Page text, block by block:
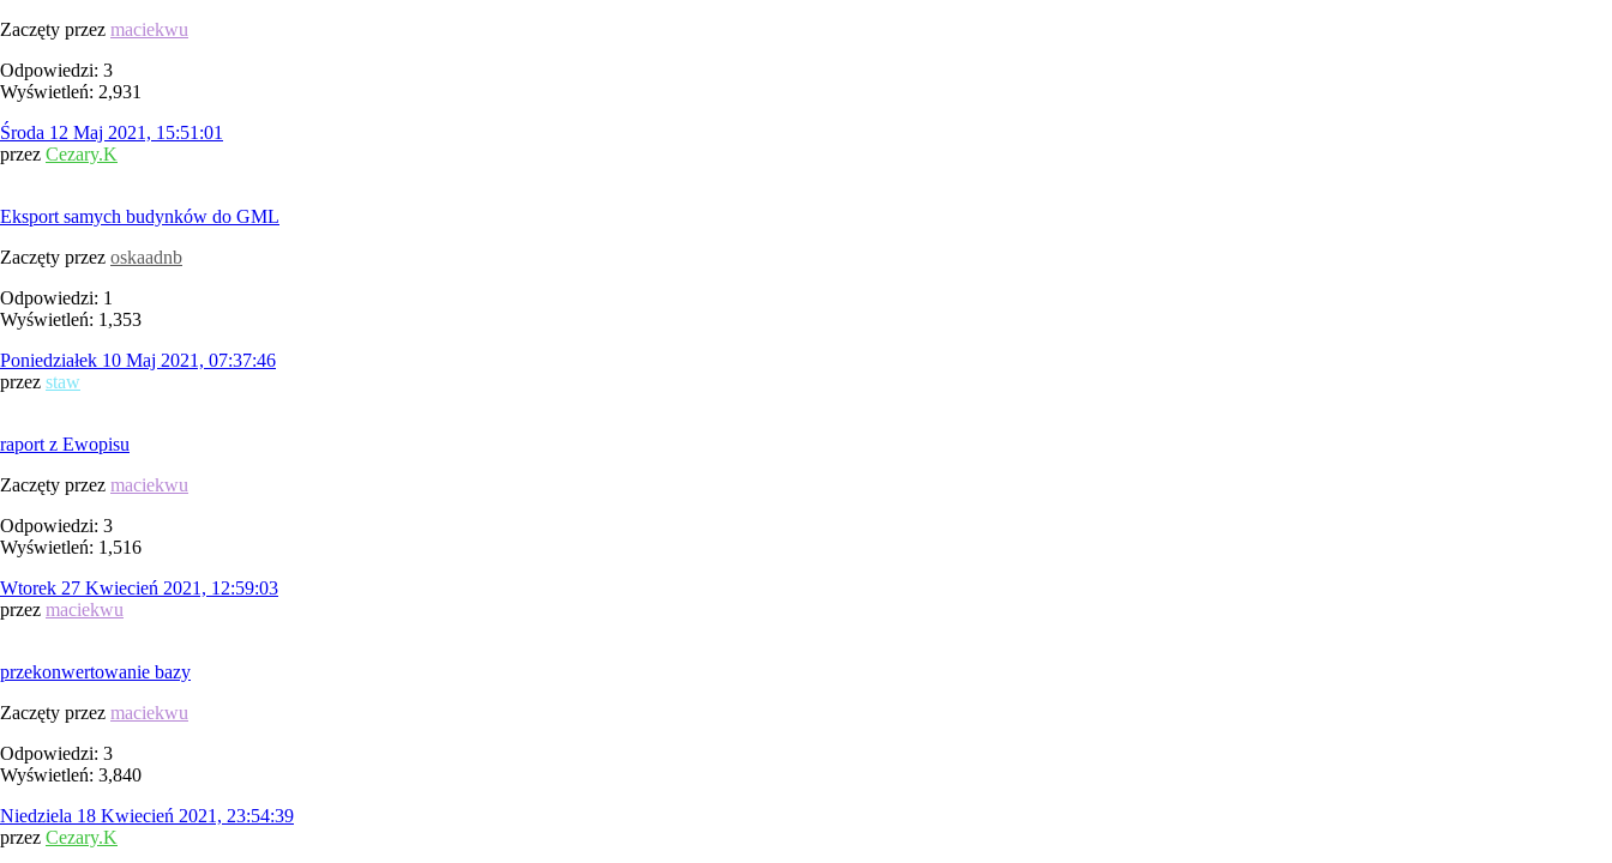
Zaczęty przez maciekwu
Odpowiedzi: 3
Wyświetleń: 2,931
Środa 12 Maj 2021, 15:51:01
przez Cezary.K
Eksport samych budynków do GML
Zaczęty przez oskaadnb
Odpowiedzi: 1
Wyświetleń: 1,353
Poniedziałek 10 Maj 2021, 07:37:46
przez staw
raport z Ewopisu
Zaczęty przez maciekwu
Odpowiedzi: 3
Wyświetleń: 1,516
Wtorek 27 Kwiecień 2021, 12:59:03
przez maciekwu
przekonwertowanie bazy
Zaczęty przez maciekwu
Odpowiedzi: 3
Wyświetleń: 3,840
Niedziela 18 Kwiecień 2021, 23:54:39
przez Cezary.K